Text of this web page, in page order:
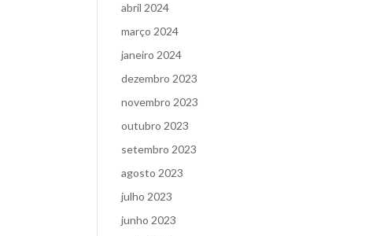
abril 2024
março 2024
janeiro 2024
dezembro 2023
novembro 2023
outubro 2023
setembro 2023
agosto 2023
julho 2023
junho 2023